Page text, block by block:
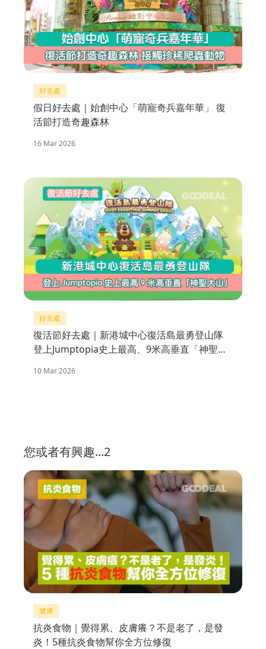
好去處
假日好去處｜始創中心「萌寵奇兵嘉年華」 復
活節打造奇趣森林
16 Mar 2026
好去處
復活節好去處｜新港城中心復活島最勇登山隊
登上Jumptopia史上最高、9米高垂直「神聖大
10 Mar 2026
您或者有興趣...2
健康
抗炎食物｜覺得累、皮膚癢？不是老了，是發
炎！5種抗炎食物幫你全方位修復